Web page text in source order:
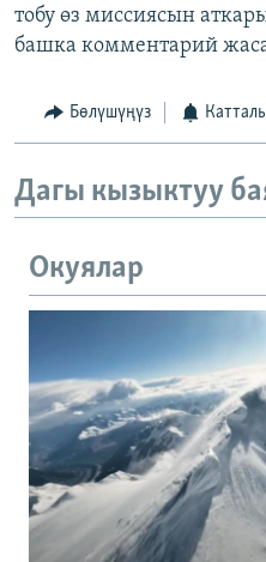
тобу өз миссиясын
башка комментарий
Бөлүшүңүз
Дагы кызыктуу
Окуялар